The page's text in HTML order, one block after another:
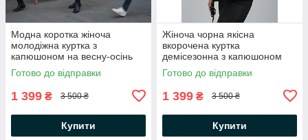
Модна коротка жіноча
молодіжна куртка з
капюшоном на весну-осінь
Готово до відправки
1 399 ₴ 3 500 ₴
Купити
Жіноча чорна якісна
вкорочена куртка
демісезонна з капюшоном
Готово до відправки
1 399 ₴ 3 500 ₴
Купити